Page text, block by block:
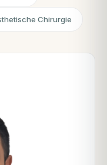
Chirurgie